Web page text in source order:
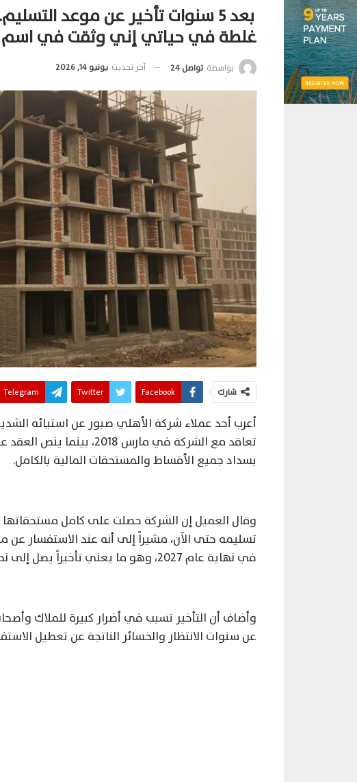
بعد 5 سنوات تأخير عن موعد
غلطة في حياتي إني وثقت في اسم
بواسطة تواصل 24 آخر تحديث يونيو 14, 2026
شارك Facebook
Twitter
Telegram
أعرب أحد عملاء شركة الأهلي صبور عن استيائه
بسداد جميع الأقساط والمستحقات المالية بالكامل.
وقال العميل إن الشركة حصلت على كامل مستحقاتها
تسليمه حتى الآن، مشيراً إلى أنه عند الاستفسار عن
في نهاية عام 2027، وهو ما يعني تأخيراً يصل إلى نحو خمس سنوات عن الموعد التعاقدي.
وأضاف أن التأخير تسبب في أضرار كبيرة للملاك
عن سنوات الانتظار والخسائر الناتجة عن تعطيل